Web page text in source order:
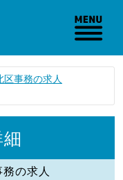
区事務の求人
の求人